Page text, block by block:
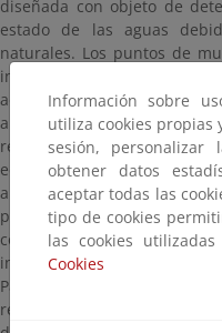
diseñada con objeto de
estado de las aguas
naturales. Los puntos de
inalteradas y sin presiones
además de ser más
alteraciones atribuibles
red de seguimiento del
ecosistemas acuáticos
artículo 9 del Real Decreto
para la reducción de las
contaminantes
incorpora al derecho
Parlamento Europeo y del
relativa a la reducción
Información sobre
utiliza cookies propias
sesión,
obtener datos
aceptar todas las
tipo de cookies
las cookies
Cookies